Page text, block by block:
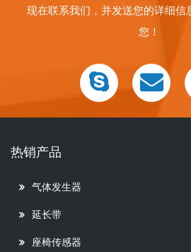
现在联系我们，并发送您的详细信
您！
热销产品
气体发生器
延长带
座椅传感器